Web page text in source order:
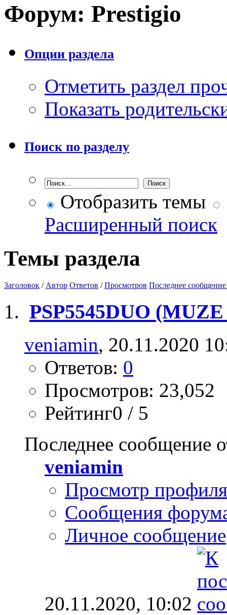
Форум: Prestigio
Опции раздела
Отметить раздел
Показать
Поиск по разделу
Отобразить темы
Расширенный поиск
Темы раздела
Заголовок / Автор Ответов /Просмотров Последнее сообщение
PSP5545DUO
veniamin, 20.11.2020
Ответов: 0
Просмотров: 23,052
Рейтинг0 / 5
Последнее сообщение
veniamin
Просмотр профиля
Сообщения
Личное сообщение
20.11.2020, 10:02